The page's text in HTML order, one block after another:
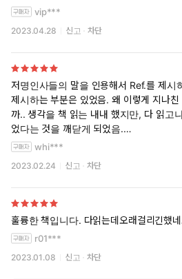
해 볼 필요가 있을듯.
돈얘기 하는 책인데 기분 나쁘지 않게 읽
당시 사람들이 인플레이션을 이기기 위해
했을까?
이 질문은 부의 축적을 추구하는 모든 사
의 기술은 역사적 편익을 참조하지 않고
할지 아는 것이다.
모든 부의 근원은 처음에는 은행에 돈을
플레이션을 이겨야만 구매력을 확장하고
재화와 서비스의 비용 상승을 따라잡는 방
에 있는 돈을 사용하여 가치 있는 자산을
이겨내야 한다.
Beat Inflation
vip***
2023.04.28 신고 차단
저명인사들의 말을 인용해서 Ref.를 제시
제시하는 부분은 있었음. 왜 이렇게 지나
까.. 생각을 책 읽는 내내 했지만, 다 읽고
었다는 것을 깨닫게 되었음.
책을 읽다가 문득문득 나는 잘하고 있는가
해 달려가는 삶을 살고 있는가 문제가 닥
음을 내딛을수 있는 자세로 살고 있는가
이라도 더 고민하기 위해 눈을 감고 생각
인상적이었던 것은, 3인칭으로 정원사를
의 죽음에서 갑자기 1인칭으로 돌아오면
아가신 이야기를 담담히 이야기하는 부분
아버지에 대해서 생각하고 삶의 유한함을
유한함으로 나의 삶에 최선을 다하고 내
whi***
2023.02.24 신고 차단
훌륭한 책입니다. 다읽는데오래걸리긴했
r01***
2023.01.08 신고 차단